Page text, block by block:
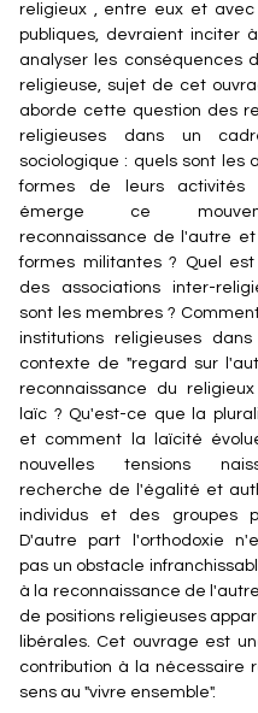
religieux , entre eux et
publiques, devraient inciter
analyser les conséquences
religieuse, sujet de cet
aborde cette question des
religieuses dans un
sociologique : quels sont les
formes de leurs activités
émerge ce
reconnaissance de l'autre et
formes militantes ? Quel
des associations inter-
sont les membres ?
institutions religieuses
contexte de "regard sur
reconnaissance du
laïc ? Qu'est-ce que la
et comment la laïcité
nouvelles tensions
recherche de l'égalité et
individus et des groupes
D'autre part l'orthodoxie
pas un obstacle
à la reconnaissance de
de positions religieuses
libérales. Cet ouvrage est
contribution à la nécessaire
sens au "vivre ensemble".